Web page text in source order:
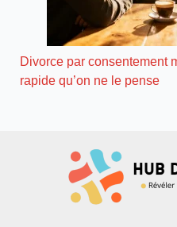
Divorce par consentement
rapide qu’on ne le pense